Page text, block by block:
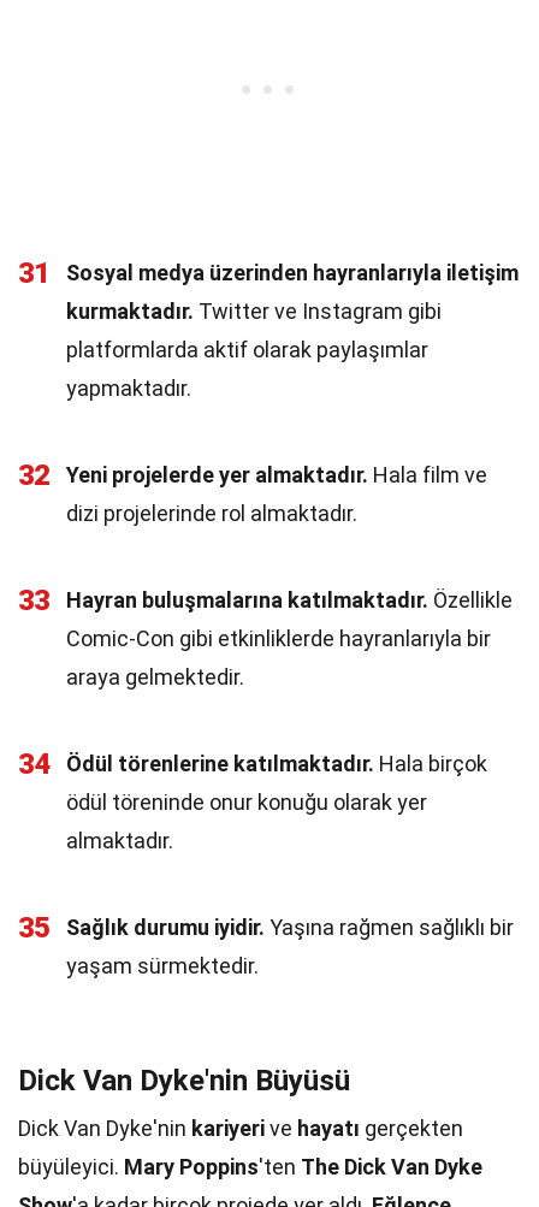
31
Sosyal medya üzerinden hayranlarıyla iletişim
kurmaktadır. Twitter ve Instagram gibi
platformlarda aktif olarak paylaşımlar
yapmaktadır.
32 Yeni projelerde yer almaktadır. Hala film ve
dizi projelerinde rol almaktadır.
33 Hayran buluşmalarına katılmaktadır. Özellikle
Comic-Con gibi etkinliklerde hayranlarıyla bir
araya gelmektedir.
34 Ödül törenlerine katılmaktadır. Hala birçok
ödül töreninde onur konuğu olarak yer
almaktadır.
35 Sağlık durumu iyidir. Yaşına rağmen sağlıklı bir
yaşam sürmektedir.
Dick Van Dyke'nin Büyüsü
Dick Van Dyke'nin kariyerive hayatı gerçekten
büyüleyici. Mary Poppins'ten The Dick Van Dyke